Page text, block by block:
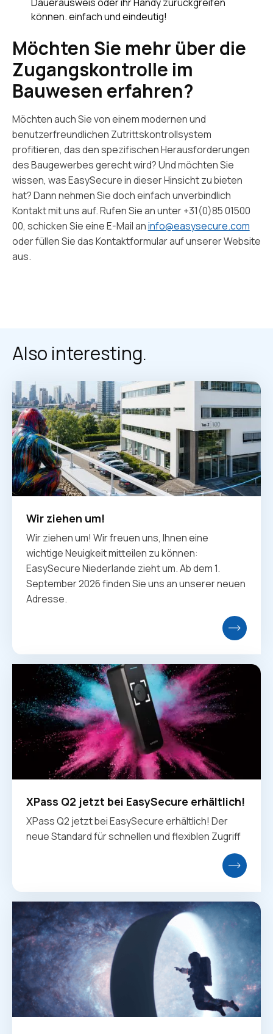
können. einfach und eindeutig!
Möchten Sie mehr über die
Zugangskontrolle im
Bauwesen erfahren?
Möchten auch Sie von einem modernen und
benutzerfreundlichen Zutrittskontrollsystem
profitieren, das den spezifischen Herausforderungen
des Baugewerbes gerecht wird? Und möchten Sie
wissen, was EasySecure in dieser Hinsicht zu bieten
hat? Dann nehmen Sie doch einfach unverbindlich
Kontakt mit uns auf. Rufen Sie an unter +31(0)85 01500
00, schicken Sie eine E-Mail aninfo@easysecure.com
oder füllen Sie das Kontaktformular auf unserer Website
aus.
Also interesting.
Wir ziehen um!
Wir ziehen um! Wir freuen uns, Ihnen eine
wichtige Neuigkeit mitteilen zu können:
EasySecure Niederlande zieht um. Ab dem 1.
September 2026 finden Sie uns an unserer neuen
Adresse.
XPass Q2 jetzt bei EasySecure erhältlich!
XPass Q2 jetzt bei EasySecure erhältlich! Der
neue Standard für schnellen und flexiblen Zugriff